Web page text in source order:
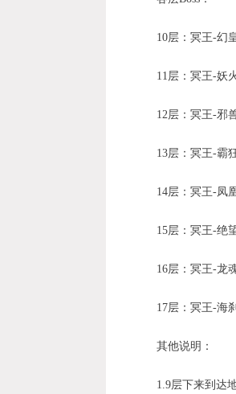
10层：冥王-幻
11层：冥王-妖
12层：冥王-邪
13层：冥王-霸
14层：冥王-凤
15层：冥王-绝
16层：冥王-龙
17层：冥王-海
其他说明：
1.9层下来到达地